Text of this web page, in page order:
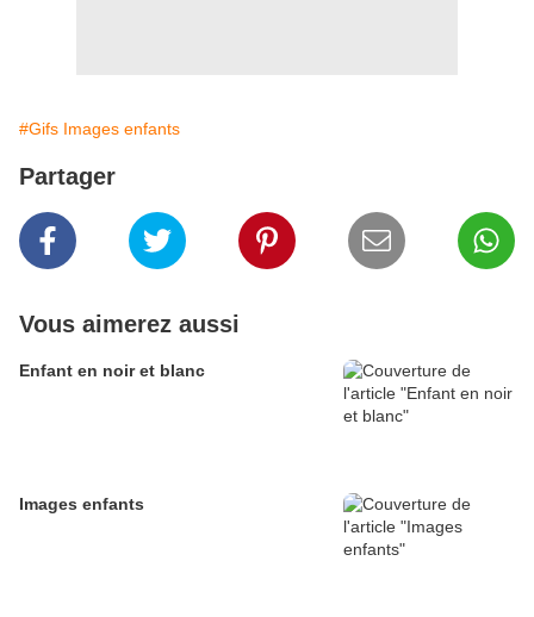
#Gifs Images enfants
Partager
Vous aimerez aussi
Enfant en noir et blanc
Images enfants